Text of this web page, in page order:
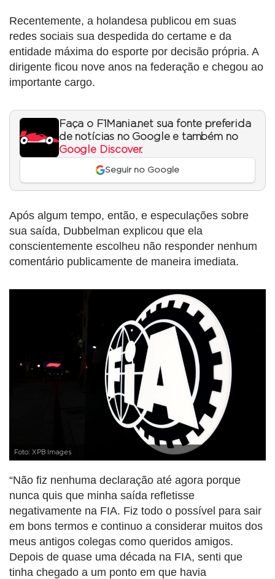
Recentemente, a holandesa publicou em suas
redes sociais sua despedida do certame e da
entidade máxima do esporte por decisão própria. A
dirigente ficou nove anos na federação e chegou ao
importante cargo.
Faça o F1Mania.net sua fonte preferida
de notícias no Google e também no
Google Discover.
Seguir no Google
Após algum tempo, então, e especulações sobre
sua saída, Dubbelman explicou que ela
conscientemente escolheu não responder nenhum
comentário publicamente de maneira imediata.
Foto: XPB Images
“Não fiz nenhuma declaração até agora porque
nunca quis que minha saída refletisse
negativamente na FIA. Fiz todo o possível para sair
em bons termos e continuo a considerar muitos dos
meus antigos colegas como queridos amigos.
Depois de quase uma década na FIA, senti que
tinha chegado a um ponto em que havia